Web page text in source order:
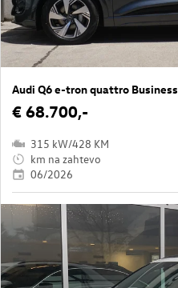
Audi Q6 e-tron quattro Business
€ 68.700,-
315 kW/428 KM
km na zahtevo
06/2026